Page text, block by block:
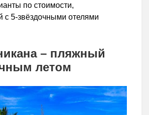
по стоимости,
с 5-звёздочными отелями
– пляжный
летом